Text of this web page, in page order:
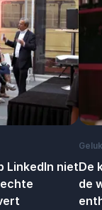
LinkedIn niet
Geluk
De
de